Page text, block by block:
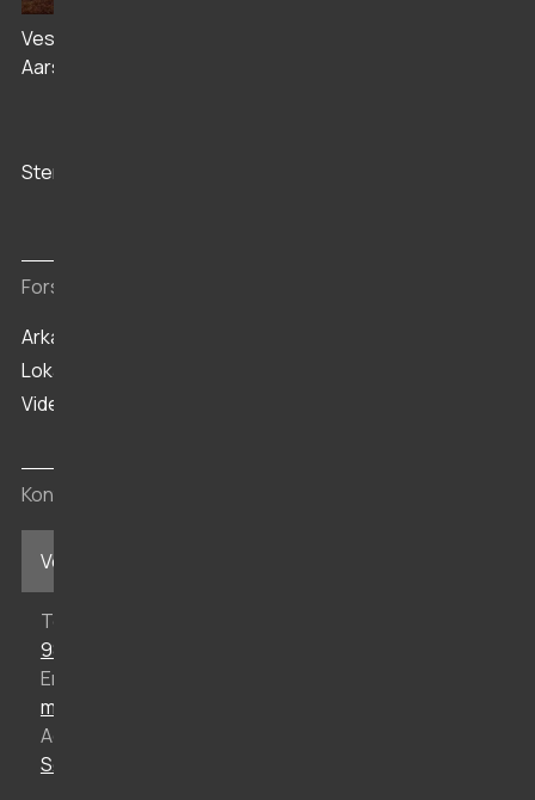
Vesthimmerlands Museum i
Aars
Stenaldercenter Ertebølle
Forskning og arkiv
Arkæologi
Lokalhistorisk Arkiv
Viden
Kontakt
Vesthimmerlands Museum i Aars
Telefon
98 62 35 77
Email
mail@vmus.dk
Adresse
Søndergade 44, 9600 Aars